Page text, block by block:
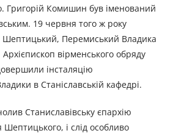
Григорій Комишин був іменований
19 червня того ж року
Перемиський Владика
вірменського обряду
інсталяцію
в Станіславській кафедрі.
Станиславівську єпархію
Шептицького, і слід особливо